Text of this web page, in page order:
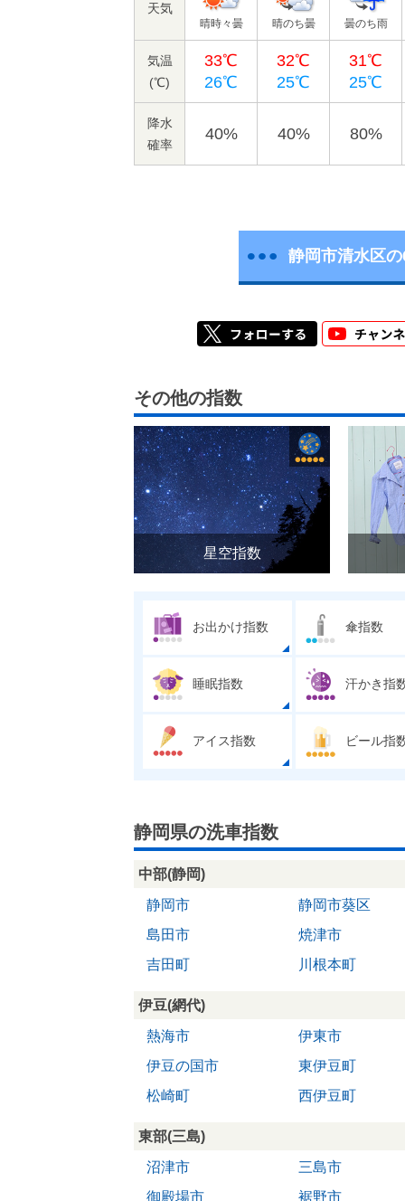
天気
晴時々曇 晴のち曇 曇のち雨
気温
(℃)
33℃
26℃
32℃
25℃
31℃
25℃
降水
確率
40% 40% 80%
静岡市清水区
その他の指数
星空指数
お出かけ指数 傘指数
睡眠指数 汗かき指
アイス指数 ビール指
静岡県の洗車指数
中部(静岡)
静岡市
静岡市葵区
島田市
焼津市
吉田町
川根本町
伊豆(網代)
熱海市
伊東市
伊豆の国市
東伊豆町
松崎町
西伊豆町
東部(三島)
沼津市
三島市
御殿場市
裾野市